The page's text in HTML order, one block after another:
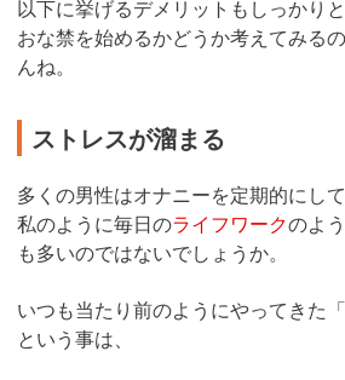
以下に挙げるデメリットもしっかりと
おな禁を始めるかどうか考えてみる
んね。
ストレスが溜まる
多くの男性はオナニーを定期的にし
私のように毎日のライフワークのよ
も多いのではないでしょうか。
いつも当たり前のようにやってきた
という事は、